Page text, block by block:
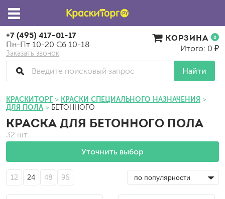
+7 (495) 417-01-17
Пн-Пт 10-20 Сб 10-18
Заказать звонок
Найти
КОРЗИНА 0
Итого: 0 ₽
КРАСКИТОРГ
КРАСКИ СПЕЦИАЛЬНОГО НАЗНАЧЕНИЯ
ДЛЯ ПОЛА
БЕТОННОГО
КРАСКА ДЛЯ БЕТОННОГО ПОЛА
32 шт.
Уточнить выбор
12 24 48 96